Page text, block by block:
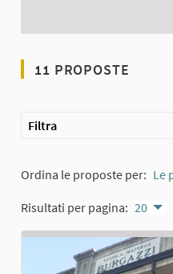
11 PROPOSTE
Filtra
Ordina le proposte per: Le
Risultati per pagina: 20